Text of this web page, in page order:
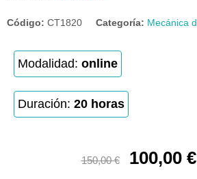
Código: CT1820 Categoría: Mecánica
Modalidad: online
Duración: 20 horas
150,00€ 100,00 €